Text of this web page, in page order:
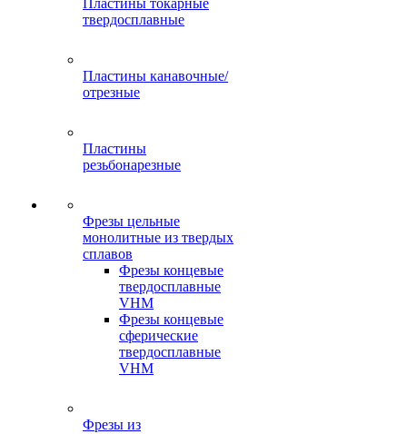
Пластины токарные
твердосплавные
Пластины канавочные/
отрезные
Пластины
резьбонарезные
Фрезы цельные
монолитные из твердых
сплавов
Фрезы концевые
твердосплавные
VHM
Фрезы концевые
сферические
твердосплавные
VHM
Фрезы из